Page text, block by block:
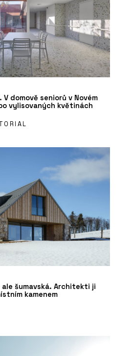
domově seniorů v Novém
vylisovaných květinách
ale šumavská. Architekti ji
kamenem